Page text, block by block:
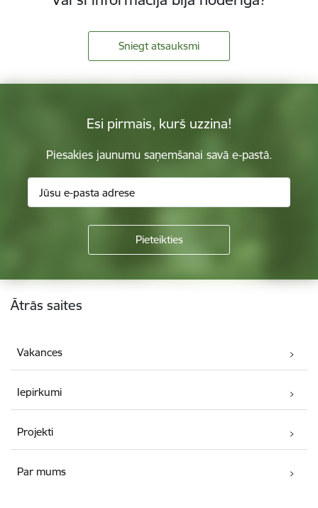
Sniegt atsauksmi
Esi pirmais, kurš uzzina!
Piesakies jaunumu saņemšanai savā e-pastā.
Kājene
Ātrās saites
Vakances
Iepirkumi
Projekti
Par mums